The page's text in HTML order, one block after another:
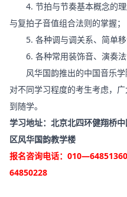
4. 节拍与节奏基本概念的理
与复拍子音值组合法则的掌握；
5. 各种调与调关系、简单移
6. 各种常用装饰音、演奏法
风华国韵推出的中国音乐学
对不同学习程度的考生考虑，
到随学。
学习地址：北京北四环健翔桥
区风华国韵教学楼
报名咨询电话：
64850228